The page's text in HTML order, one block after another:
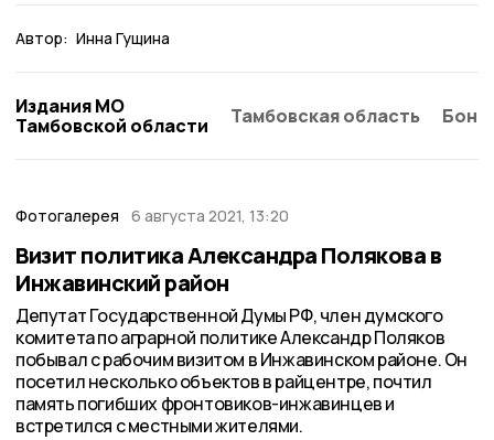
Автор: Инна Гущина
Издания МО
Тамбовской области
Тамбовская область
Фотогалерея 6 августа 2021, 13:20
Визит политика Александра Полякова в
Инжавинский район
Депутат Государственной Думы РФ, член думского
комитета по аграрной политике Александр Поляков
побывал с рабочим визитом в Инжавинском районе. Он
посетил несколько объектов в райцентре, почтил
память погибших фронтовиков-инжавинцев и
встретился с местными жителями.